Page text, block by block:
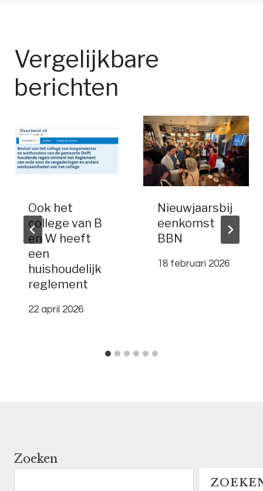
Vergelijkbare
berichten
Ook het
college van B
en W heeft
een
huishoudelijk
reglement
22 april 2026
Nieuwjaarsbij
eenkomst
BBN
18 februari 2026
Zoeken